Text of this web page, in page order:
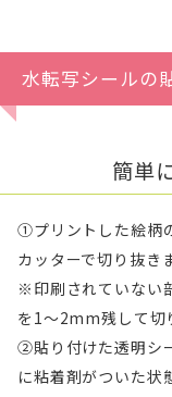
水転写シールの
簡単
①プリントした絵柄
カッターで切り抜き
※印刷されていない
を1〜2mm残して切
②貼り付けた透明シ
に粘着剤がついた状